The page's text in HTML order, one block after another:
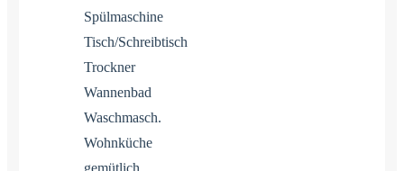
Spülmaschine
Tisch/Schreibtisch
Trockner
Wannenbad
Waschmasch.
Wohnküche
gemütlich